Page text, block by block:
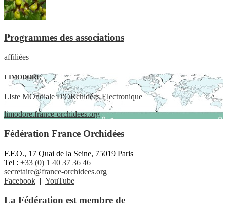
Programmes des associations
affiliées
LIMODORE
LIste MOndiale D'ORchidées Electronique
limodore.france-orchidees.org
Fédération France Orchidées
F.F.O., 17 Quai de la Seine, 75019 Paris
Tel : +33 (0) 1 40 37 36 46
secretaire@france-orchidees.org
Facebook | YouTube
La Fédération est membre de